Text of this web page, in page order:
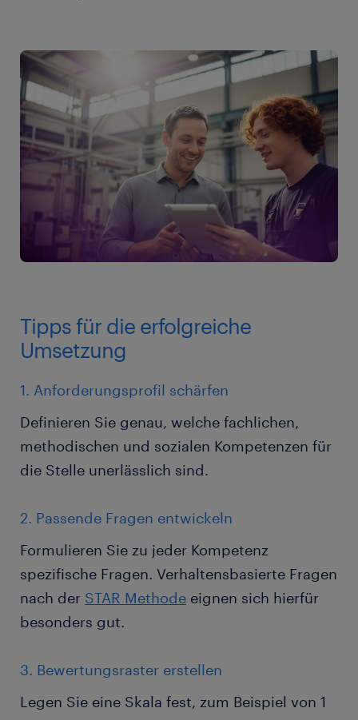
Tipps für die erfolgreiche
Umsetzung
1. Anforderungsprofil schärfen
Definieren Sie genau, welche fachlichen,
methodischen und sozialen Kompetenzen für
die Stelle unerlässlich sind.
2. Passende Fragen entwickeln
Formulieren Sie zu jeder Kompetenz
spezifische Fragen. Verhaltensbasierte Fragen
nach der STAR Methode eignen sich hierfür
besonders gut.
3. Bewertungsraster erstellen
Legen Sie eine Skala fest, zum Beispiel von 1